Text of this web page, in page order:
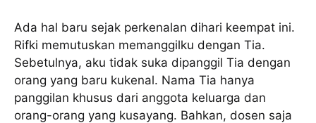
Ada hal baru sejak perkenalan dihari keempat ini.
Rifki memutuskan memanggilku dengan Tia.
Sebetulnya, aku tidak suka dipanggil Tia dengan
orang yang baru kukenal. Nama Tia hanya
panggilan khusus dari anggota keluarga dan
orang-orang yang kusayang. Bahkan, dosen saja